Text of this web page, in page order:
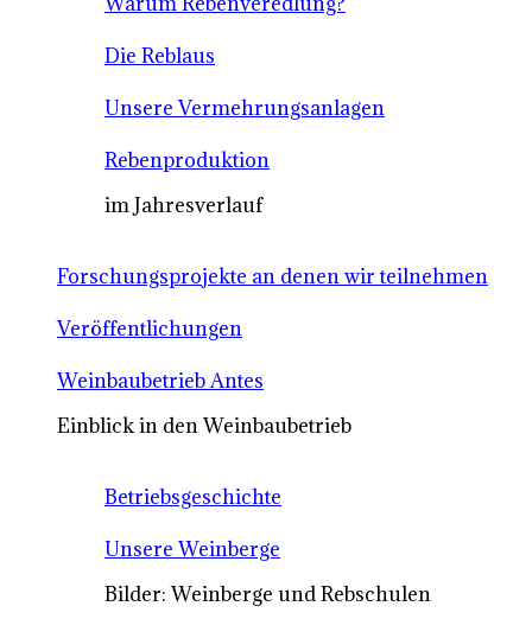
Die Reblaus
Unsere Vermehrungsanlagen
Rebenproduktion
im Jahresverlauf
Forschungsprojekte an denen wir teilnehmen
Veröffentlichungen
Weinbaubetrieb Antes
Einblick in den Weinbaubetrieb
Betriebsgeschichte
Unsere Weinberge
Bilder: Weinberge und Rebschulen